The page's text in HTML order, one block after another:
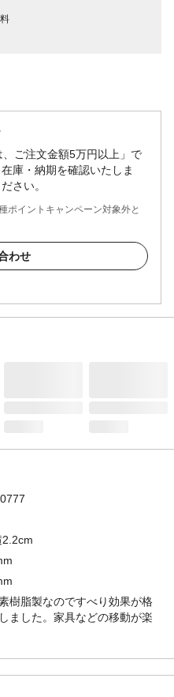
、ご注文金額5万円以上」で
庫・納期を確認いたしま
さい。
ポイントキャンペーン対象外と
わせ
樹脂製なのですべり効果が格
ました。家具などの移動が楽